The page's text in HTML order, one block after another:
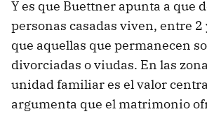
Y es que Buettner apunta a que
personas casadas viven, entre 2
que aquellas que permanecen
divorciadas o viudas. En las
unidad familiar es el valor
argumenta que el matrimonio